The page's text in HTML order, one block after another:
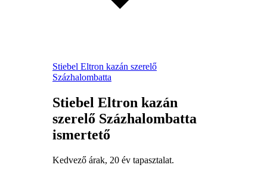
Stiebel Eltron kazán szerelő
Százhalombatta
Stiebel Eltron kazán
szerelő Százhalombatta
ismertető
Kedvező árak, 20 év tapasztalat.